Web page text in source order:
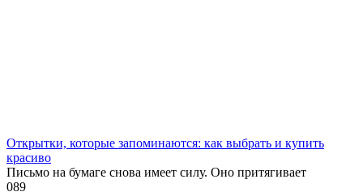
Открытки, которые запоминаются: как выбрать и купить
красиво
Письмо на бумаге снова имеет силу. Оно притягивает
089